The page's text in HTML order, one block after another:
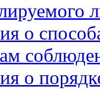
о
о